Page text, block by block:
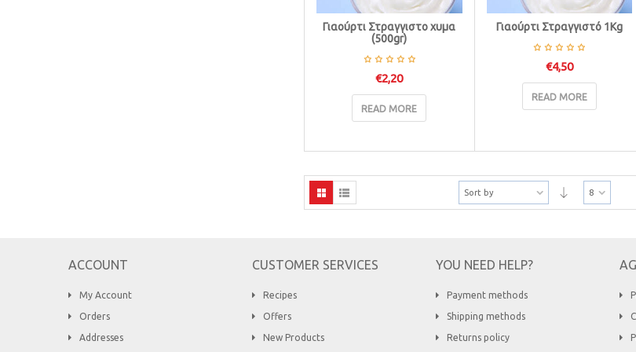
Γιαούρτι Στραγγιστο χυμα
(500gr)
€2,20
READ MORE
Γιαούρτι Στραγγιστό 1Κg
€4,50
READ MORE
Sort by 8
ACCOUNT
My Account
Orders
Addresses
CUSTOMER SERVICES
Recipes
Offers
New Products
YOU NEED HELP?
Payment methods
Shipping methods
Returns policy